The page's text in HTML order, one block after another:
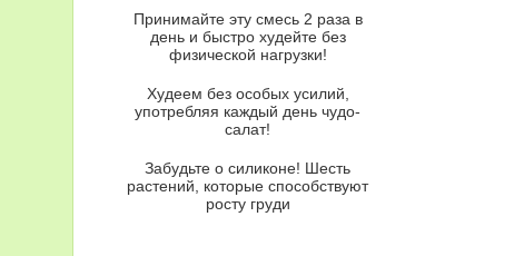
Грибной крем-суп с кростини с
козьим сыром
Суп мисо с зеленым луком и
тофу
из рукколы
Португальский чесночный суп с
Принимайте эту смесь 2 раза в
день и быстро худейте без
физической нагрузки!
Худеем без особых усилий,
употребляя каждый день чудо-
салат!
Забудьте о силиконе! Шесть
растений, которые способствуют
росту груди